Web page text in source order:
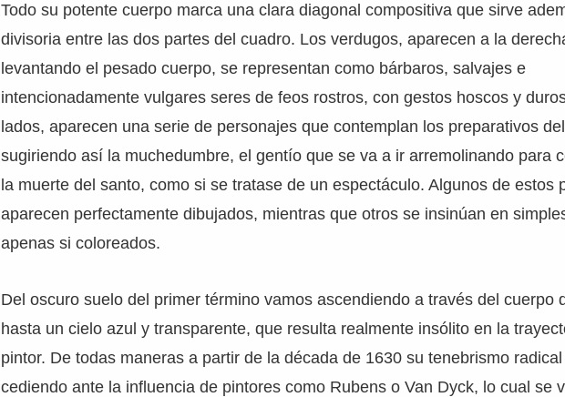
Todo su potente cuerpo marca una clara diagonal compositiva que sirve
divisoria entre las dos partes del cuadro. Los verdugos, aparecen a la
levantando el pesado cuerpo, se representan como bárbaros, salvajes e
intencionadamente vulgares seres de feos rostros, con gestos hoscos y
lados, aparecen una serie de personajes que contemplan los preparativos
sugiriendo así la muchedumbre, el gentío que se va a ir arremolinando para
la muerte del santo, como si se tratase de un espectáculo. Algunos de estos
aparecen perfectamente dibujados, mientras que otros se insinúan en
apenas si coloreados.
Del oscuro suelo del primer término vamos ascendiendo a través del cuerpo
hasta un cielo azul y transparente, que resulta realmente insólito en la
pintor. De todas maneras a partir de la década de 1630 su tenebrismo
cediendo ante la influencia de pintores como Rubens o Van Dyck, lo cual se